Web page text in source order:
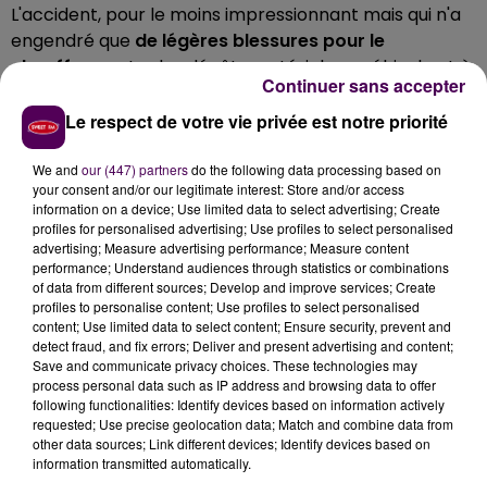
L'accident, pour le moins impressionnant mais qui n'a
engendré que de légères blessures pour le
chauffeur, outre les dégâts matériels au véhicule et à
l'infrastructure, s'est produit à hauteur de la commune
de Nohant-en-Graçay, dans le sens Vierzon -
Châteauroux.
FERMETURE DANS UN SENS
La gestion de cette perte de contrôle a nécessité le
déploiement dedix-sept secouristes envoyés sur
place avec huit enginsd'intervention, ainsi que la
fermeture momentanée de l'autoroute dans un sens,
entre les sorties"Massay-Sud"-8S- et"Graçay"-9-.
Le respect de votre vie privée est notre priorité
We and our (447) partnersdo the following data processing based on
your consent and/or our legitimate interest: Store and/or access
information on a device; Use limited data to select advertising; Create
profiles for personalised advertising; Use profiles to select personalised
advertising; Measure advertising performance; Measure content
performance; Understand audiences through statistics or combinations
of data from different sources; Develop and improve services; Create
profiles to personalise content; Use profiles to select personalised
content; Use limited data to select content; Ensure security, prevent and
detect fraud, and fix errors; Deliver and present advertising and content;
Save and communicate privacy choices. These technologies may
process personal data such as IP address and browsing data to offer
following functionalities: Identify devices based on information actively
requested; Use precise geolocation data; Match and combine data from
other data sources; Link different devices; Identify devices based on
information transmitted automatically.
Continuer sans accepter